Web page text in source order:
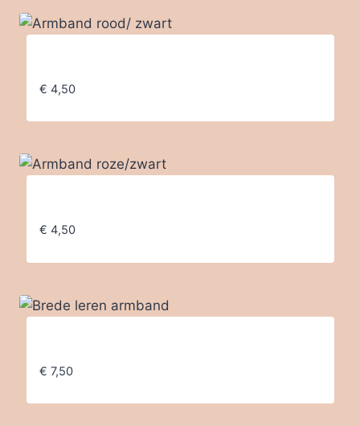
€ 4,50
€ 4,50
€ 7,50